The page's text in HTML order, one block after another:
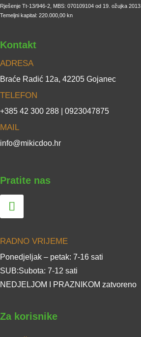
Rješenje Tt-13/946-2, MBS: 070109104 od 19. ožujka
Temeljni kapital: 220.000,00 kn
Kontakt
ADRESA
Braće Radić 12a, 42205 Gojanec
TELEFON
+385 42 300 288 | 0923047875
MAIL
info@mikicdoo.hr
Pratite nas
RADNO VRIJEME
Ponedjeljak – petak: 7-16 sati
SUB:Subota: 7-12 sati
NEDJELJOM I PRAZNIKOM zatvoreno
Za korisnike